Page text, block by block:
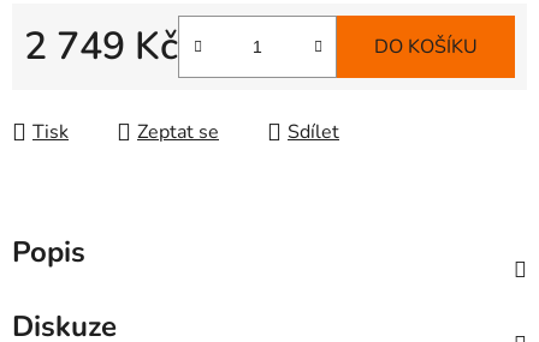
2 749 Kč DO KOŠÍKU
Tisk Zeptat se Sdílet
Popis
Diskuze